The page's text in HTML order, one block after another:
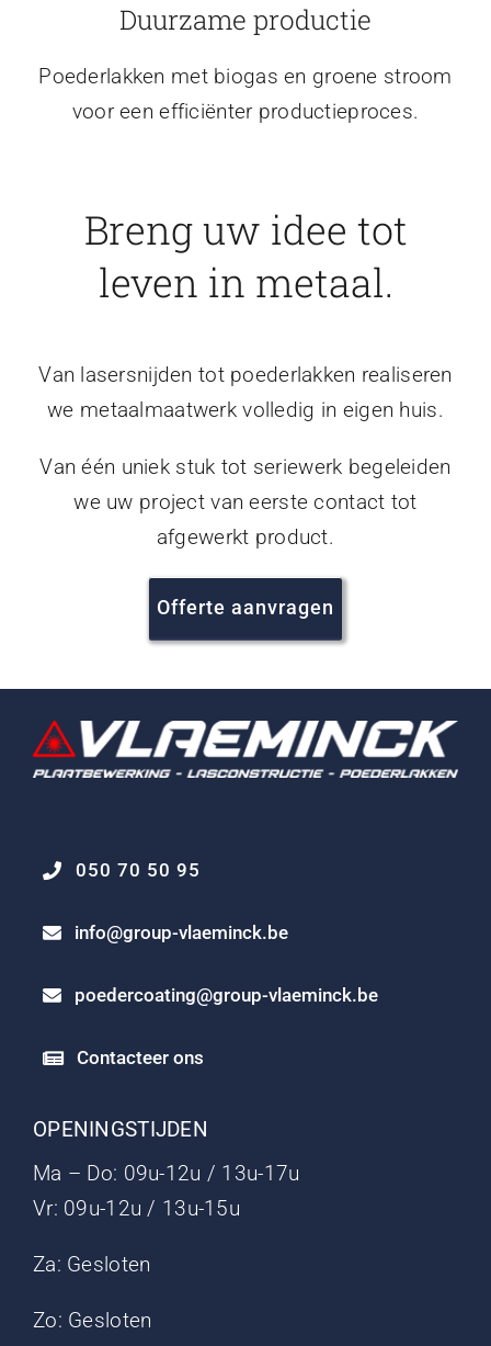
Duurzame productie
Poederlakken met biogas en groene stroom
voor een efficiënter productieproces.
Breng uw idee tot
leven in metaal.
Van lasersnijden tot poederlakken realiseren
we metaalmaatwerk volledig in eigen huis.
Van één uniek stuk tot seriewerk begeleiden
we uw project van eerste contact tot
afgewerkt product.
Offerte aanvragen
050 70 50 95
info@group-vlaeminck.be
poedercoating@group-vlaeminck.be
Contacteer ons
OPENINGSTIJDEN
Ma – Do: 09u-12u / 13u-17u
Vr: 09u-12u / 13u-15u
Za: Gesloten
Zo: Gesloten